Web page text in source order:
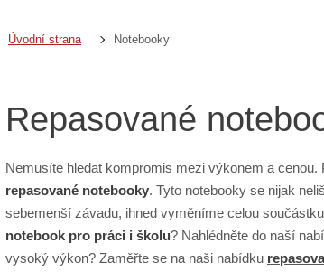
Úvodní strana Notebooky
Repasované
Nemusíte hledat kompromis mezi výkonem a cenou.
repasované notebooky. Tyto notebooky se nijak
sebemenší závadu, ihned vyměníme celou
notebook pro práci i školu? Nahlédněte do naší
vysoký výkon? Zaměřte se na naši nabídku